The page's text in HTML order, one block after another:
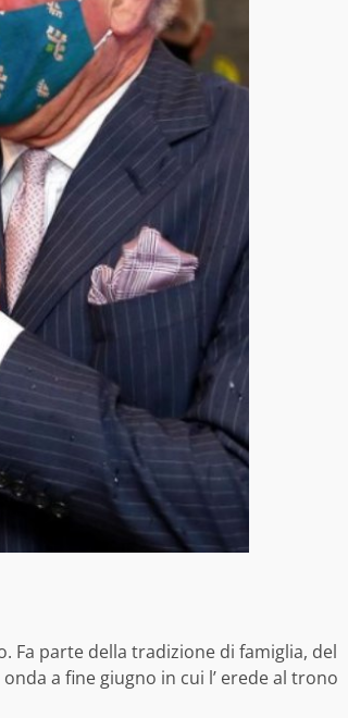
Fa parte della tradizione di famiglia, del
a fine giugno in cui l’ erede al trono